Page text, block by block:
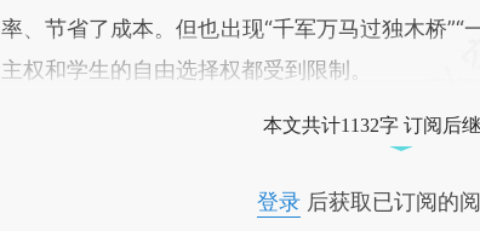
率、节省了成本。但也出现“千军万马过独木桥”“
主权和学生的自由选择权都受到限制。
本文共计1132字 订阅后
登录后获取已订阅的